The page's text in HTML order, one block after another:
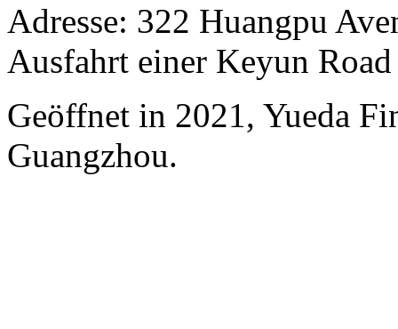
Adresse: 322 Huangpu
Ausfahrt einer Keyun
Geöffnet in 2021, Yueda
Guangzhou.